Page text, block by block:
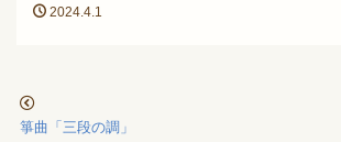
2024.4.1
箏曲「三段の調」